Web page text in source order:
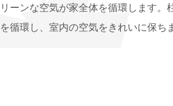
リーンな空気が家全体を循環します。
を循環し、室内の空気をきれいに保ち